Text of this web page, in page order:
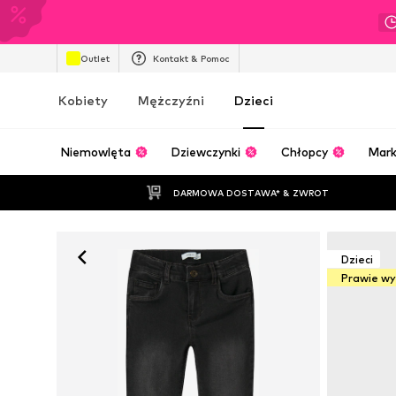
Outlet Kontakt & Pomoc
Kobiety Mężczyźni Dzieci
Niemowlęta Dziewczynki Chłopcy
DARMOWA DOSTAWA* & ZWROT
Dzieci
Prawie